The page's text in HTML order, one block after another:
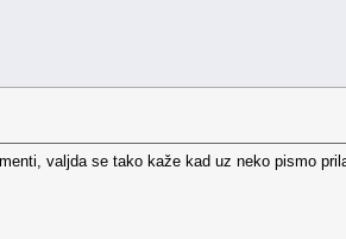
valjda se tako kaže kad uz neko pismo